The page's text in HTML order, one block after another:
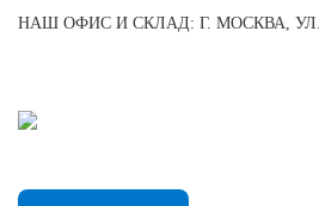
НАШ ОФИС И СКЛАД: Г. МОСКВА,